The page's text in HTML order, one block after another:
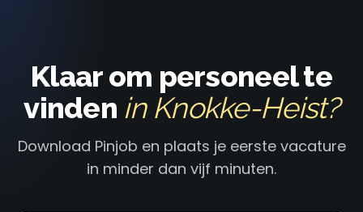
Klaar om personeel te
vinden in Knokke-Heist?
Download Pinjob en plaats je eerste vacature
in minder dan vijf minuten.